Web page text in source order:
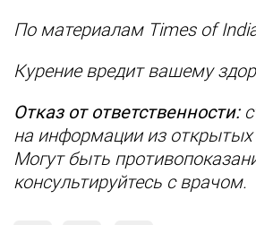
По материалам Times of
Курение вредит вашему
Отказ от ответственности:
на информации из открытых
Могут быть
консультируйтесь с врачом.